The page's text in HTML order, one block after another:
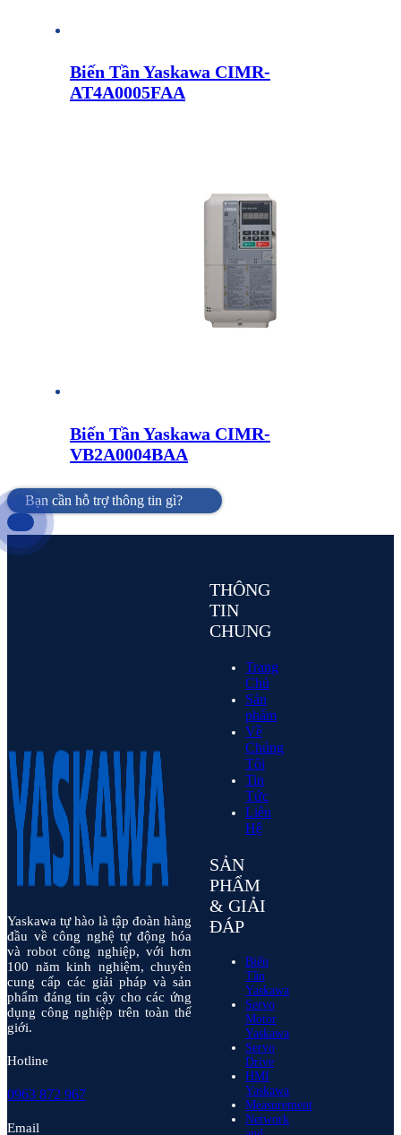
Biến Tần Yaskawa CIMR-
AT4A0005FAA
Biến Tần Yaskawa CIMR-
VB2A0004BAA
Bạn cần hỗ trợ thông tin gì?
Yaskawa tự hào là tập đoàn hàng
đầu về công nghệ tự động hóa
và robot công nghiệp, với hơn
100 năm kinh nghiệm, chuyên
cung cấp các giải pháp và sản
phẩm đáng tin cậy cho các ứng
dụng công nghiệp trên toàn thế
giới.
Hotline
0963 872 967
Email
THÔNG
TIN
CHUNG
Trang
Chủ
Sản
phẩm
Về
Chúng
Tôi
Tin
Tức
Liên
Hệ
SẢN
PHẨM
& GIẢI
ĐÁP
Biến
Tần
Yaskawa
Servo
Motor
Yaskawa
Servo
Drive
HMI
Yaskawa
Measurement
Network